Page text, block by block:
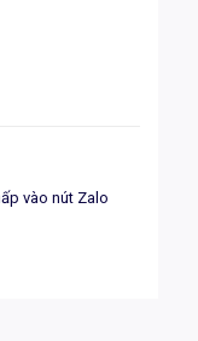
vào nút Zalo